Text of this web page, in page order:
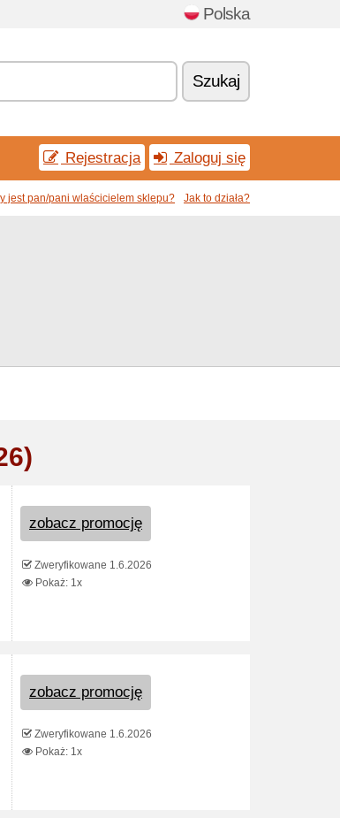
Polska
Szukaj
Rejestracja Zaloguj się
jest pan/pani wlaścicielem sklepu? Jak to działa?
zobacz promocję
Zweryfikowane 1.6.2026
Pokaż: 1x
zobacz promocję
Zweryfikowane 1.6.2026
Pokaż: 1x